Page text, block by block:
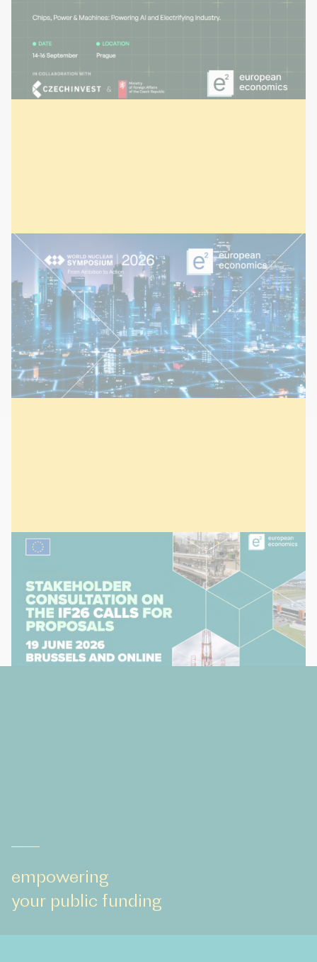
Septembre 2026
ÉVÉNEMENTS 30 juillet 2026
World Nuclear Symposium |
Londres Septembre 2026
Innovation Fund Stakeholder
Consultation | Bruxelles Juin 2026
empowering
your public funding